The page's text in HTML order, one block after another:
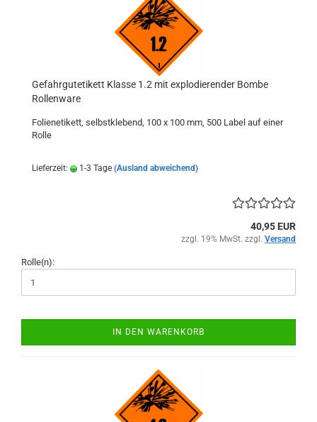
Gefahrgutetikett Klasse 1.2 mit explodierender Bombe
Rollenware
Folienetikett, selbstklebend, 100 x 100 mm, 500 Label auf einer
Rolle
Lieferzeit: 1-3 Tage (Ausland abweichend)
40,95 EUR
zzgl. 19% MwSt. zzgl. Versand
Rolle(n):
IN DEN WARENKORB